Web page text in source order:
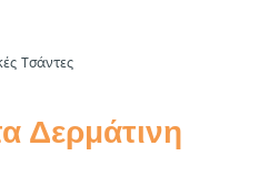
Τσάντες
Δερμάτινη